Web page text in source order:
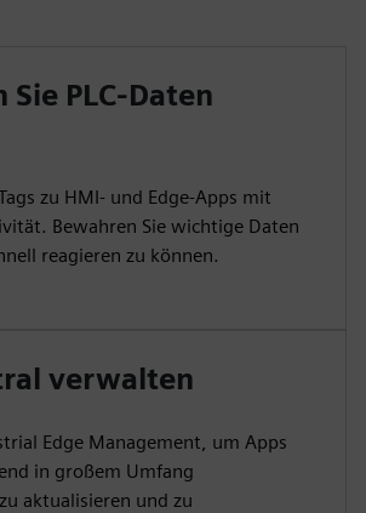
Sie PLC-Daten
zu HMI- und Edge-Apps mit
Bewahren Sie wichtige Daten
reagieren zu können.
verwalten
Edge Management, um Apps
in großem Umfang
aktualisieren und zu